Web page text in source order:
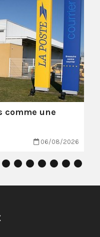
comme une
06/08/2026